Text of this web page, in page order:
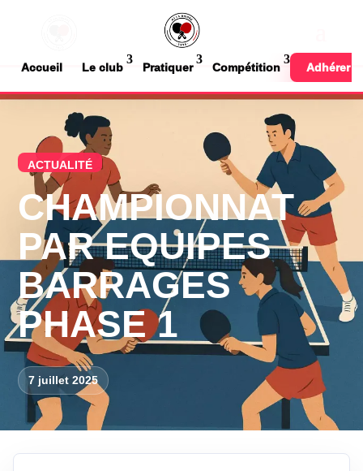
Accueil Le club Pratiquer Compétition Adhérer
ACTUALITÉ
CHAMPIONNAT
PAR EQUIPES
BARRAGES
PHASE 1
7 juillet 2025